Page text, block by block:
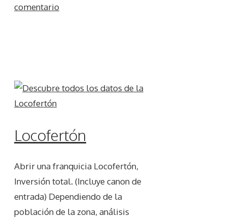
comentario
Locofertón
Abrir una franquicia Locofertón,
Inversión total. (Incluye canon de
entrada) Dependiendo de la
población de la zona, análisis